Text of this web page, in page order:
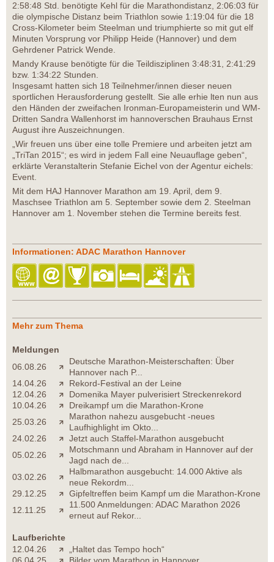
2:58:48 Std. benötigte Kehl für die Marathondistanz, 2:06:03 für
die olympische Distanz beim Triathlon sowie 1:19:04 für die 18
Cross-Kilometer beim Steelman und triumphierte so mit gut elf
Minuten Vorsprung vor Philipp Heide (Hannover) und dem
Gehrdener Patrick Wende.
Mandy Krause benötigte für die Teildisziplinen 3:48:31, 2:41:29
bzw. 1:34:22 Stunden.
Insgesamt hatten sich 18 Teilnehmer/innen dieser neuen
sportlichen Herausforderung gestellt. Sie alle erhie lten nun aus
den Händen der zweifachen Ironman-Europameisterin und WM-
Dritten Sandra Wallenhorst im hannoverschen Brauhaus Ernst
August ihre Auszeichnungen.
„Wir freuen uns über eine tolle Premiere und arbeiten jetzt am
„TriTan 2015“; es wird in jedem Fall eine Neuauflage geben“,
erklärte Veranstalterin Stefanie Eichel von der Agentur eichels:
Event.
Mit dem HAJ Hannover Marathon am 19. April, dem 9.
Maschsee Triathlon am 5. September sowie dem 2. Steelman
Hannover am 1. November stehen die Termine bereits fest.
Informationen: ADAC Marathon Hannover
Mehr zum Thema
Meldungen
06.08.26
Deutsche Marathon-Meisterschaften: Über
Hannover nach P...
14.04.26
Rekord-Festival an der Leine
12.04.26
Domenika Mayer pulverisiert Streckenrekord
10.04.26
Dreikampf um die Marathon-Krone
25.03.26
Marathon nahezu ausgebucht -neues
Laufhighlight im Okto...
24.02.26
Jetzt auch Staffel-Marathon ausgebucht
05.02.26
Motschmann und Abraham in Hannover auf der
Jagd nach de...
03.02.26
Halbmarathon ausgebucht: 14.000 Aktive als
neue Rekordm...
29.12.25
Gipfeltreffen beim Kampf um die Marathon-Krone
12.11.25
11.500 Anmeldungen: ADAC Marathon 2026
erneut auf Rekor...
Laufberichte
12.04.26
„Haltet das Tempo hoch“